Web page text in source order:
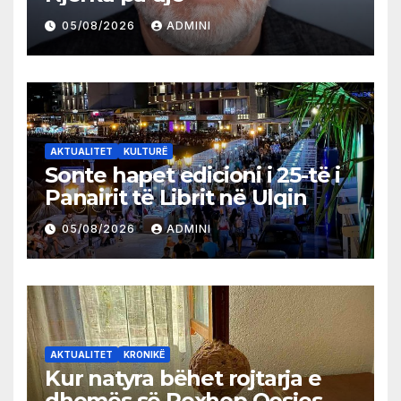
05/08/2026 ADMINI
AKTUALITET KULTURË
Sonte hapet edicioni i 25-të i
Panairit të Librit në Ulqin
05/08/2026 ADMINI
AKTUALITET KRONIKË
Kur natyra bëhet rojtarja e